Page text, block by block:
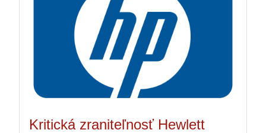
Kritická zraniteľnosť Hewlett